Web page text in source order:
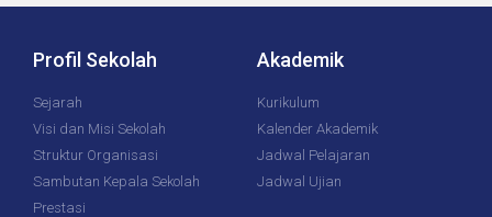
Profil Sekolah
Sejarah
Visi dan Misi Sekolah
Struktur Organisasi
Sambutan Kepala Sekolah
Prestasi
Akademik
Kurikulum
Kalender Akademik
Jadwal Pelajaran
Jadwal Ujian